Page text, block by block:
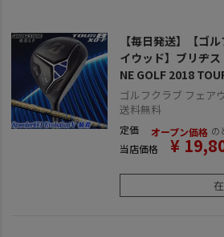
【毎日発送】【ゴ
イウッド】ブリヂ
NE GOLF 2018
ウッド [SPEEDER
規品)
ゴルフクラブ フェア
送料無料
定価 オープン価格 の
当店価格 ¥